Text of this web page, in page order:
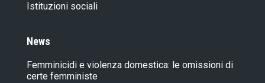
Istituzioni sociali
News
Femminicidi e violenza domestica: le omissioni di
certe femministe